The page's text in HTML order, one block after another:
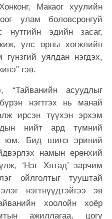
Макаог хуулийн
улам боловсронгуй
эдийн засаг,
улс орны хөгжлийн
уялдан нэгдэх,
гэв.
асуудлыг
нэгтгэх нь манай
ирсэн түүхэн эрхэм
нийт ард түмний
юм. Бид шинэ эриний
намын ерөнхий
‘Нэг Хятад’ зарчим
ойлголтыг тууштай
нэгтнүүдтэйгээ эв
хоолойн хоёр
ажиллагаа, цогу